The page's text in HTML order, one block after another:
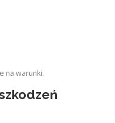
na warunki.